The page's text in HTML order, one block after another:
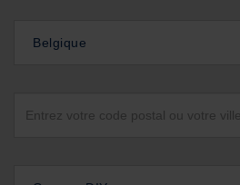
Belgique